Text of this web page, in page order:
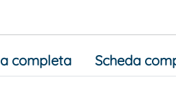
completa Scheda